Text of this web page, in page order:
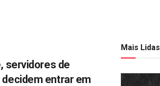
servidores de
decidem entrar em
Mais Lidas